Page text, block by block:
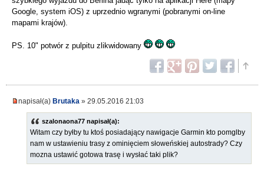
Google, system iOS) z uprzednio wgranymi (pobranymi on-line
mapami krajów).
PS. 10" potwór z pulpitu zlikwidowany
napisał(a) Brutaka » 29.05.2016 21:03
szalonaona77 napisał(a):
Witam czy byłby tu ktoś posiadający nawigacje Garmin kto pomglby
nam w ustawieniu trasy z ominięciem słoweńskiej autostrady? Czy
mozna ustawić gotowa trasę i wysłać taki plik?